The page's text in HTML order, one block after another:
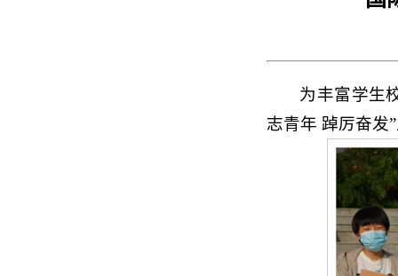
为丰富学生
志青年 踔厉奋发